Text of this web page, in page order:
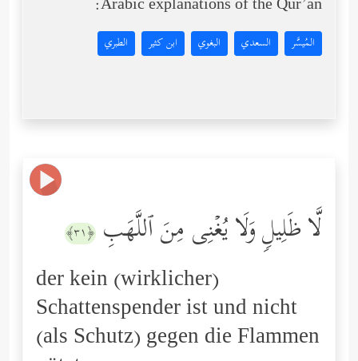
Arabic explanations of the Qur’an:
المُيسَّر السعدي البغوي ابن كثير الطبري
لَّا ظَلِیلࣲ وَلَا یُغۡنِی مِنَ ٱللَّهَبِ ﴿٣١﴾
der kein (wirklicher)
Schattenspender ist und nicht
(als Schutz) gegen die Flammen